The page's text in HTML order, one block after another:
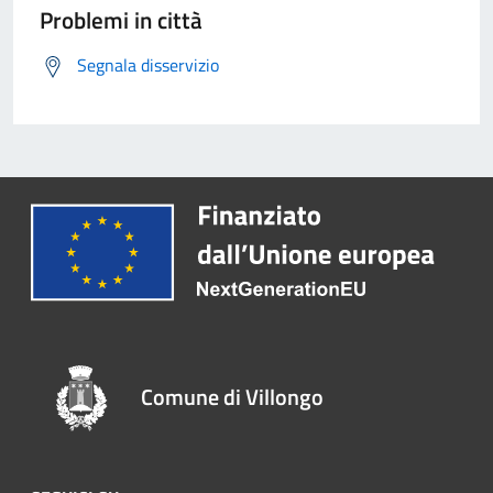
Problemi in città
Segnala disservizio
Comune di Villongo